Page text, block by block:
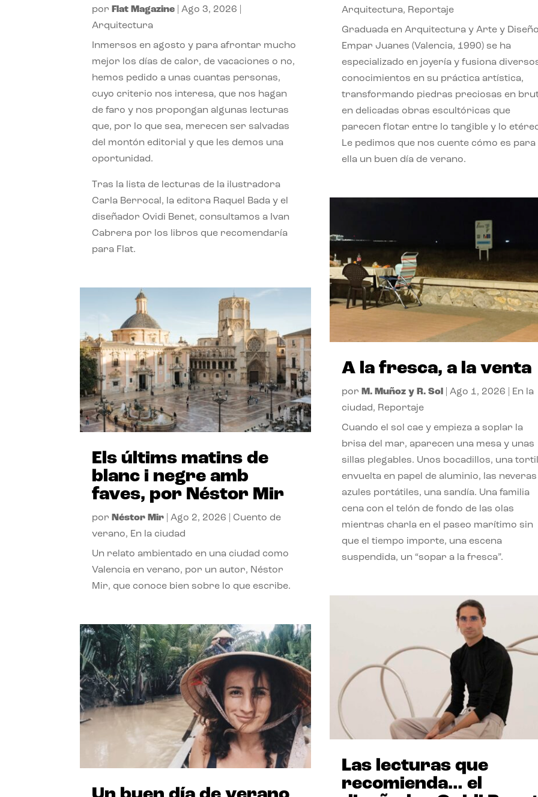
por Flat Magazine |Ago 3, 2026
Arquitectura
Inmersos en agosto y para afrontar mucho
mejor los días de calor, de vacaciones o no,
hemos pedido a unas cuantas personas,
cuyo criterio nos interesa, que nos hagan
de faro y nos propongan algunas lecturas
que, por lo que sea, merecen ser salvadas
del montón editorial y que les demos una
oportunidad.
Tras la lista de lecturas de la ilustradora
Carla Berrocal, la editora Raquel Bada y el
diseñador Ovidi Benet, consultamos a Ivan
Cabrera por los libros que recomendaría
para Flat.
Els últims matins de
blanc i negre amb
faves, por Néstor Mir
por Néstor Mir |Ago 2, 2026 |Cuento de
verano, En la ciudad
Un relato ambientado en una ciudad como
Valencia en verano, por un autor, Néstor
Mir, que conoce bien sobre lo que escribe.
Arquitectura, Reportaje
Graduada en Arquitectura y Arte y
Empar Juanes (Valencia, 1990) se ha
especializado en joyería y fusiona
conocimientos en su práctica artística,
transformando piedras preciosas en
en delicadas obras escultóricas que
parecen flotar entre lo tangible y lo
Le pedimos que nos cuente cómo es para
ella un buen día de verano.
A la fresca, a la venta
por M. Muñoz y R. Sol Ago 1, 2026
En la
ciudad, Reportaje
Cuando el sol cae y empieza a soplar la
brisa del mar, aparecen una mesa y unas
sillas plegables. Unos bocadillos, una
envuelta en papel de aluminio, las neveras
azules portátiles, una sandía. Una familia
cena con el telón de fondo de las olas
mientras charla en el paseo marítimo sin
que el tiempo importe, una escena
suspendida, un “sopar a la fresca”.
Las lecturas que
recomienda… el